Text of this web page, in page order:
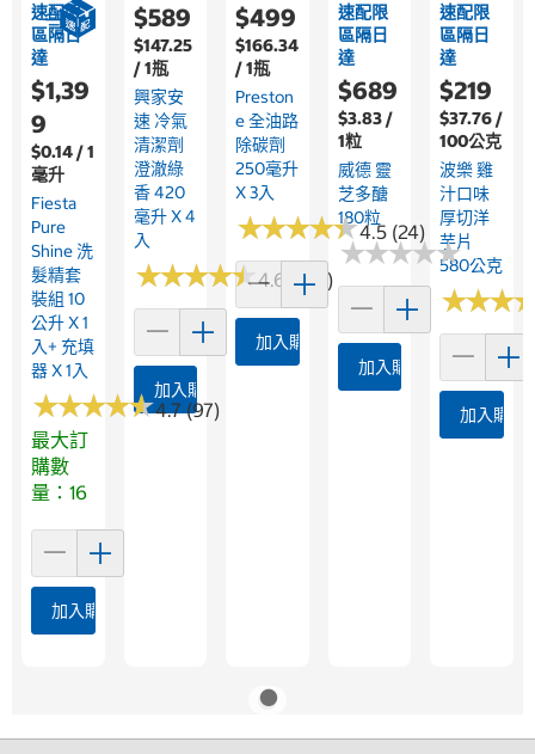
速配限
區隔日
達
$1,39
9
$0.14 / 1
毫升
Fiesta
Pure
Shine 洗
髮精套
裝組 10
公升 X 1
入+ 充填
器 X 1入
★★★★★
★★★★★4.7 (97)
最大訂
購數
量：16
加入購物車
$589
$147.25
/ 1瓶
興家安
速 冷氣
清潔劑
澄澈綠
香 420
毫升 X 4
入
★★★★★
★★★★★4.6 (190)
加入購物車
$499
$166.34
/ 1瓶
Preston
E 全油路
除碳劑
250毫升
X 3入
★★★★★
★★★★★4.5 (24)
加入購物車
速配限
區隔日
達
$689
$3.83 /
1粒
威德 靈
芝多醣
180粒
★★★★★
★★★★★
加入購物車
速配限
區隔日
達
$219
$37.76 /
100公克
波樂 雞
汁口味
厚切洋
芋片
580公克
★★★
★★★
加入購物